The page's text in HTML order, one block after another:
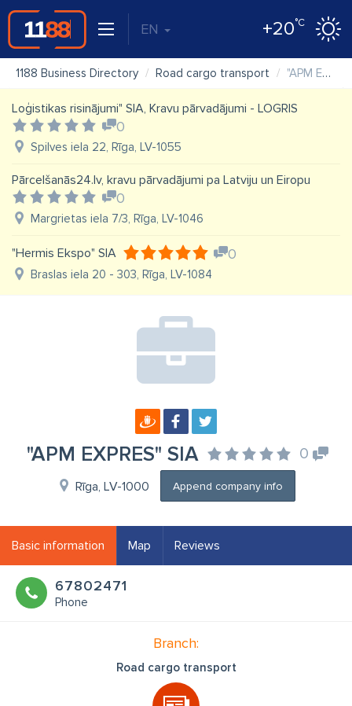
EN +20°C
1188 Business Directory Road cargo transport "APM EXPRES" SIA
Loģistikas risinājumi" SIA, Kravu pārvadājumi - LOGRIS
0
Spilves iela 22, Rīga, LV-1055
Pārcelšanās24.lv, kravu pārvadājumi pa Latviju un Eiropu
0
Margrietas iela 7/3, Rīga, LV-1046
"Hermis Ekspo" SIA 0
Braslas iela 20 - 303, Rīga, LV-1084
"APM EXPRES" SIA 0
Rīga, LV-1000 Append company info
Basic information Map Reviews
67802471
Phone
Branch:
Road cargo transport